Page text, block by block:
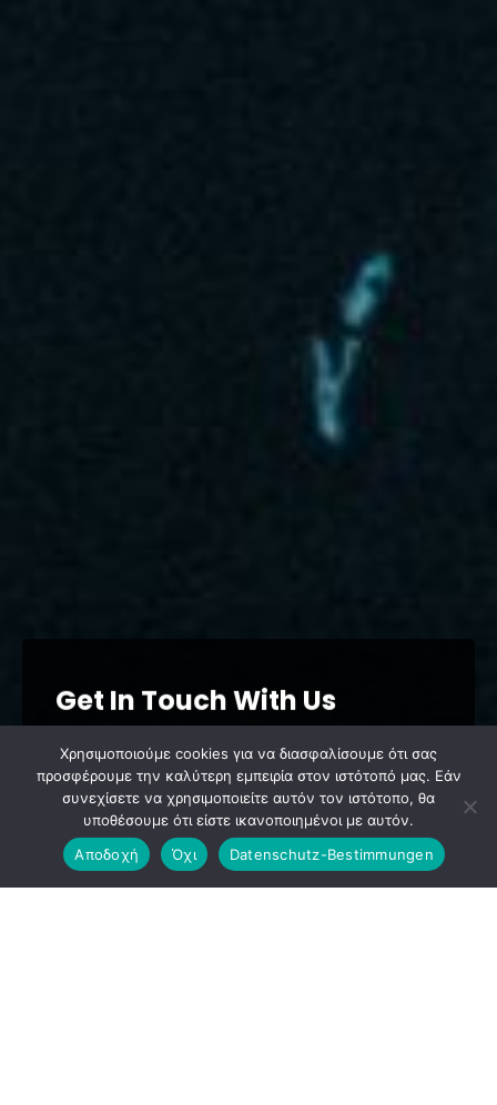
Get In Touch With Us
This is sample of sub title.
Μάρκα Αυτοκινήτου*
Χρησιμοποιούμε cookies για να διασφαλίσουμε ότι σας
προσφέρουμε την καλύτερη εμπειρία στον ιστότοπό μας. Εάν
συνεχίσετε να χρησιμοποιείτε αυτόν τον ιστότοπο, θα
υποθέσουμε ότι είστε ικανοποιημένοι με αυτόν.
Αποδοχή
Όχι Datenschutz-Bestimmungen